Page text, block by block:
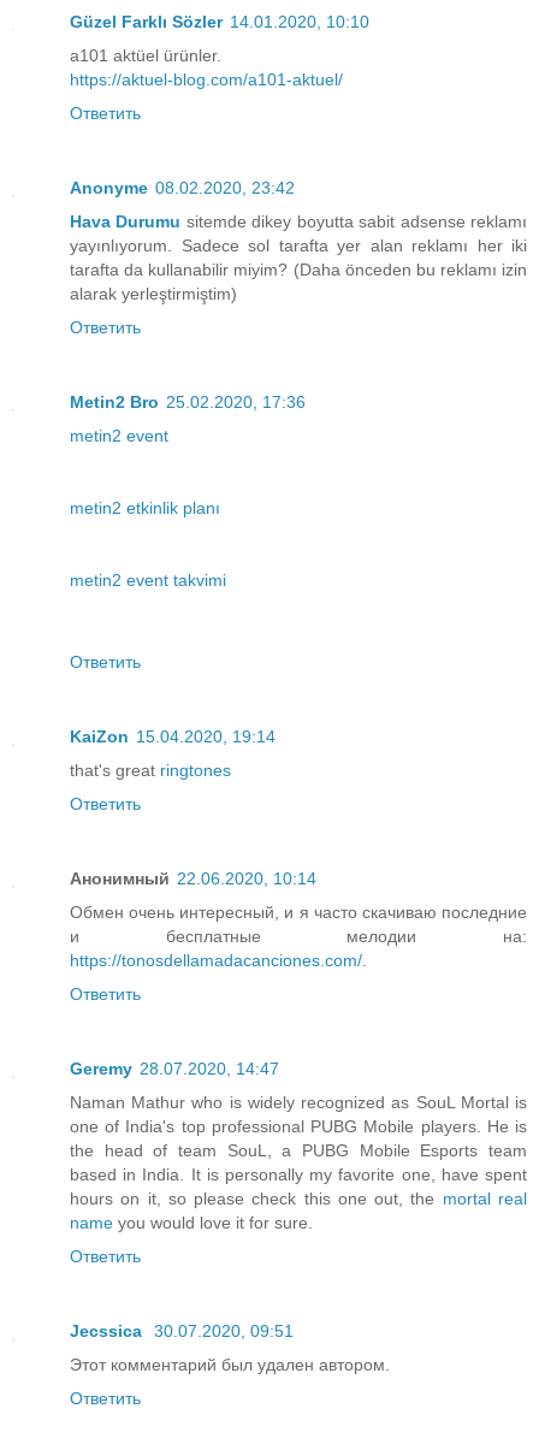
Güzel Farklı Sözler 14.01.2020, 10:10
a101 aktüel ürünler.
https://aktuel-blog.com/a101-aktuel/
Ответить
Anonyme 08.02.2020, 23:42
Hava Durumu sitemde dikey boyutta sabit adsense reklamı
yayınlıyorum. Sadece sol tarafta yer alan reklamı her iki
tarafta da kullanabilir miyim? (Daha önceden bu reklamı izin
alarak yerleştirmiştim)
Ответить
Metin2 Bro 25.02.2020, 17:36
metin2 event
metin2 etkinlik planı
metin2 event takvimi
Ответить
KaiZon 15.04.2020, 19:14
that's great ringtones
Ответить
Анонимный 22.06.2020, 10:14
Обмен очень интересный, и я часто скачиваю последние
и бесплатные мелодии на:
https://tonosdellamadacanciones.com/
Ответить
Geremy 28.07.2020, 14:47
Naman Mathur who is widely recognized as SouL Mortal is
one of India's top professional PUBG Mobile players. He is
the head of team SouL, a PUBG Mobile Esports team
based in India. It is personally my favorite one, have spent
hours on it, so please check this one out, the mortal real
name you would love it for sure.
Ответить
Jecssica
30.07.2020, 09:51
Этот комментарий был удален автором.
Ответить